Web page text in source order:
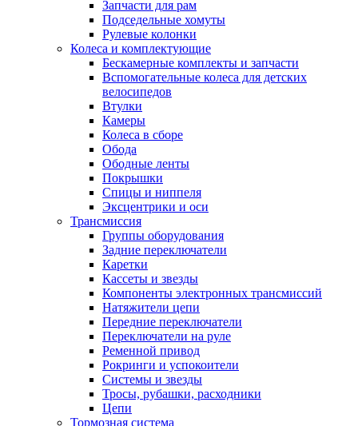
Запчасти для рам
Подседельные хомуты
Рулевые колонки
Колеса и комплектующие
Бескамерные комплекты и запчасти
Вспомогательные колеса для детских
велосипедов
Втулки
Камеры
Колеса в сборе
Обода
Ободные ленты
Покрышки
Спицы и ниппеля
Эксцентрики и оси
Трансмиссия
Группы оборудования
Задние переключатели
Каретки
Кассеты и звезды
Компоненты электронных трансмиссий
Натяжители цепи
Передние переключатели
Переключатели на руле
Ременной привод
Рокринги и успокоители
Системы и звезды
Тросы, рубашки, расходники
Цепи
Тормозная система